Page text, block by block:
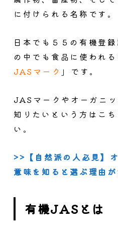
に付けられる名称です。
日本でも５５の有機登
の中でも食品に使われ
JASマーク 」です。
JASマークやオーガニ
知りたいという方はこ
い。
>>【自然派の人必見】
意味を知ると選ぶ理由
有機JASとは